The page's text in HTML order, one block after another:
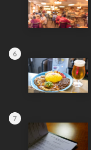
6
7